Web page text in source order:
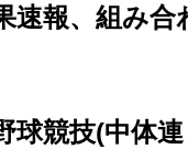
速報、組み合
球競技(中体